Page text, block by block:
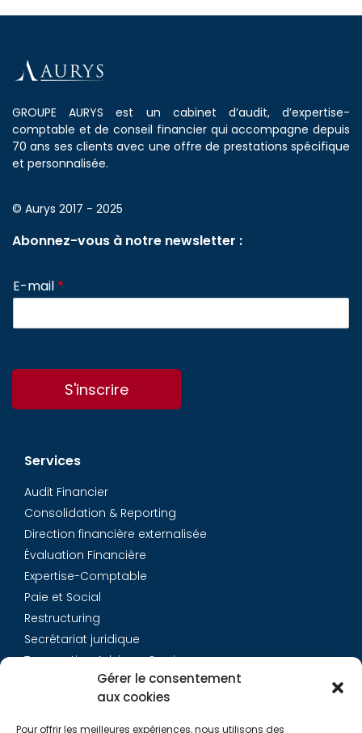
Gérer le consentement
aux cookies
Pour offrir les meilleures expériences, nous utilisons des
GROUPE AURYS est un cabinet d’audit, d’expertise-
comptable et de conseil financier qui accompagne depuis
70 ans ses clients avec une offre de prestations spécifique
et personnalisée.
© Aurys 2017 - 2025
Abonnez-vous à notre newsletter :
E-mail *
S'inscrire
Services
Audit Financier
Consolidation & Reporting
Direction financière externalisée
Évaluation Financière
Expertise-Comptable
Paie et Social
Restructuring
Secrétariat juridique
Transaction Advisory Services